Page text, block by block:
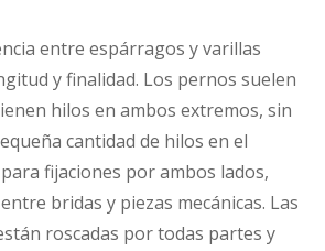
entre espárragos y varillas
y finalidad. Los pernos suelen
hilos en ambos extremos, sin
cantidad de hilos en el
fijaciones por ambos lados,
bridas y piezas mecánicas. Las
roscadas por todas partes y